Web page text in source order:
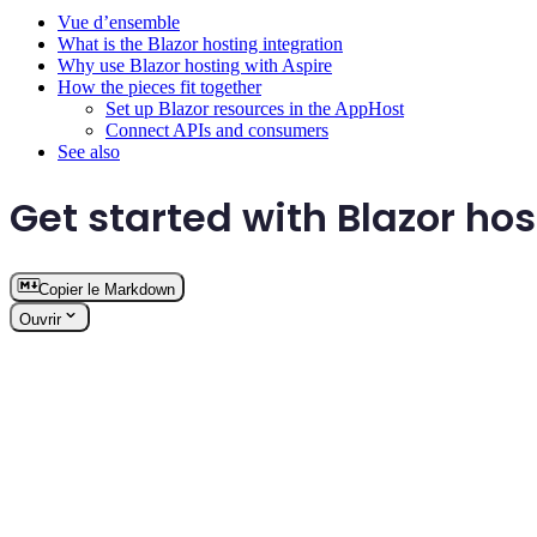
Vue d’ensemble
What is the Blazor hosting integration
Why use Blazor hosting with Aspire
How the pieces fit together
Set up Blazor resources in the AppHost
Connect APIs and consumers
See also
Get started with Blazor
Copier le Markdown
Ouvrir